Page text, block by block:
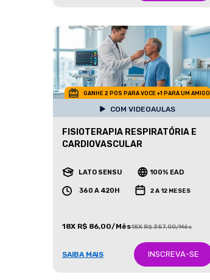
GANHE 2 POS PARA VOCE +1 PARA UM AMIGO
COM VIDEOAULAS
FISIOTERAPIA RESPIRATÓRIA E
CARDIOVASCULAR
LATO SENSU 100% EAD
360 A 420H 2 A 12 MESES
18X R$ 86,00/Mês18X R$ 387,00/Mês
SAIBA MAIS INSCREVA-SE